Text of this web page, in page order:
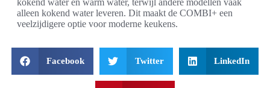
alleen kokend water leveren. Dit maakt de COMBI+ een
veelzijdigere optie voor moderne keukens.
Facebook Twitter LinkedIn